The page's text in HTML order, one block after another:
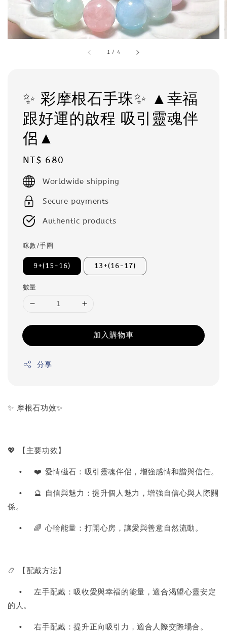
1 / 4
✨ 彩摩根石手珠✨ ▲幸福
跟好運的啟程 吸引靈魂伴
侶▲
Regular
price
NT$ 680
Worldwide shipping
Secure payments
Authentic products
咪數/手圍
9+(15-16) 13+(16-17)
數量
加入購物車
分享
✨ 摩根石功效✨
💖 【主要功效】
• ❤️ 愛情磁石：吸引靈魂伴侶，增強感情和諧與信任。
•
🔮 自信與魅力：提升個人魅力，增強自信心與人際關
係。
• 🌈 心輪能量：打開心房，讓愛與善意自然流動。
📿 【配戴方法】
•
左手配戴：吸收愛與幸福的能量，適合渴望心靈安定
的人。
• 右手配戴：提升正向吸引力，適合人際交際場合。